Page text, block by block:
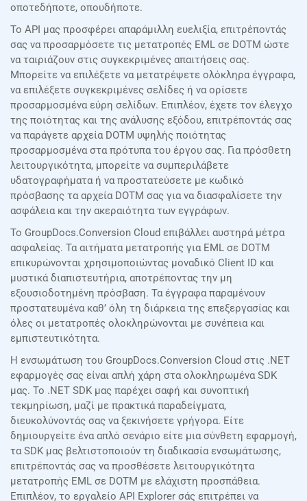
οποτεδήποτε, οπουδήποτε.
Το API μας προσφέρει απαράμιλλη ευελιξία, επιτρέποντάς
σας να προσαρμόσετε τις μετατροπές EML σε DOTM ώστε
να ταιριάζουν στις συγκεκριμένες απαιτήσεις σας.
Μπορείτε να επιλέξετε να μετατρέψετε ολόκληρα έγγραφα,
να επιλέξετε συγκεκριμένες σελίδες ή να ορίσετε
προσαρμοσμένα εύρη σελίδων. Επιπλέον, έχετε τον έλεγχο
της ποιότητας και της ανάλυσης εξόδου, επιτρέποντάς σας
να παράγετε αρχεία DOTM υψηλής ποιότητας
προσαρμοσμένα στα πρότυπα του έργου σας. Για πρόσθετη
λειτουργικότητα, μπορείτε να συμπεριλάβετε
υδατογραφήματα ή να προστατεύσετε με κωδικό
πρόσβασης τα αρχεία DOTM σας για να διασφαλίσετε την
ασφάλεια και την ακεραιότητα των εγγράφων.
Το GroupDocs.Conversion Cloud επιβάλλει αυστηρά μέτρα
ασφαλείας. Τα αιτήματα μετατροπής για EML σε DOTM
επικυρώνονται χρησιμοποιώντας μοναδικό Client ID και
μυστικά διαπιστευτήρια, αποτρέποντας την μη
εξουσιοδοτημένη πρόσβαση. Τα έγγραφα παραμένουν
προστατευμένα καθ’ όλη τη διάρκεια της επεξεργασίας και
όλες οι μετατροπές ολοκληρώνονται με συνέπεια και
εμπιστευτικότητα.
Η ενσωμάτωση του GroupDocs.Conversion Cloud στις .NET
εφαρμογές σας είναι απλή χάρη στα ολοκληρωμένα SDK
μας. Το .NET SDK μας παρέχει σαφή και συνοπτική
τεκμηρίωση, μαζί με πρακτικά παραδείγματα,
διευκολύνοντάς σας να ξεκινήσετε γρήγορα. Είτε
δημιουργείτε ένα απλό σενάριο είτε μια σύνθετη εφαρμογή,
τα SDK μας βελτιστοποιούν τη διαδικασία ενσωμάτωσης,
επιτρέποντάς σας να προσθέσετε λειτουργικότητα
μετατροπής EML σε DOTM με ελάχιστη προσπάθεια.
Επιπλέον, το εργαλείο API Explorer σάς επιτρέπει να